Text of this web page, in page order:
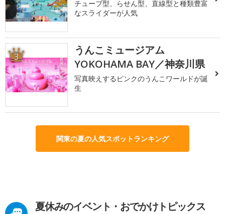
チューブ型、らせん型、直線型と種類豊富
なスライダーが人気
3
うんこミュージアム
YOKOHAMA BAY／神奈川県
写真映えするピンクのうんこワールドが誕
生
関東の夏の人気スポットランキング
夏休みのイベント・おでかけトピックス